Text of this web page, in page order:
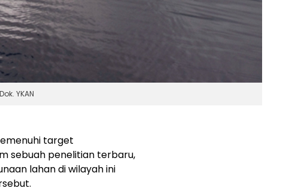
YKAN
target
sebuah penelitian terbaru,
lahan di wilayah ini